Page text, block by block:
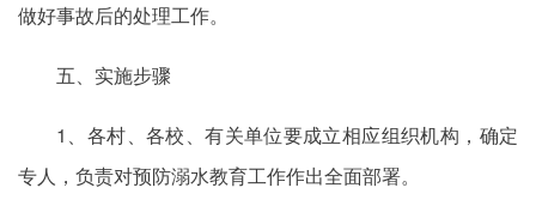
做好事故后的处理工作。
五、实施步骤
1、各村、各校、有关单位要成立相应组织机构，确定
专人，负责对预防溺水教育工作作出全面部署。